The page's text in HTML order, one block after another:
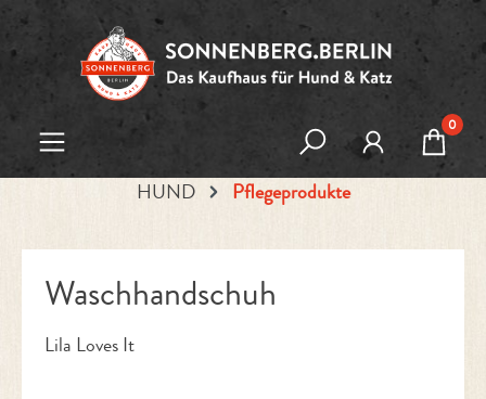
Zum Hauptinhalt springen
0
HUND Pflegeprodukte
Waschhandschuh
Lila Loves It